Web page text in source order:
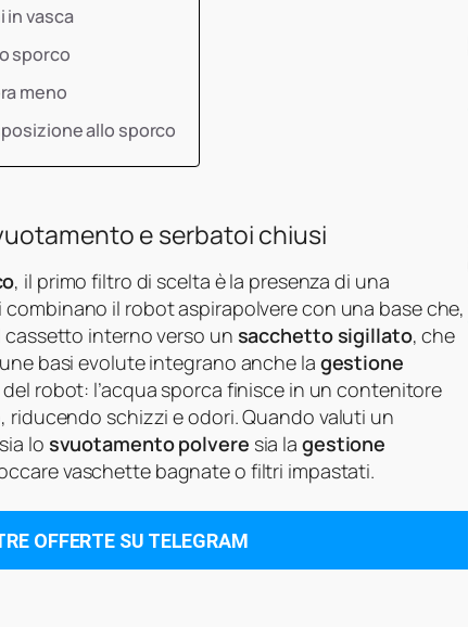
in vasca
sporco
meno
allo sporco
e serbatoi chiusi
, il primo filtro di scelta è la presenza di una
combinano il robot aspirapolvere con una base che,
interno verso un sacchetto sigillato, che
basi evolute integrano anche la gestione
robot: l’acqua sporca finisce in un contenitore
schizzi e odori. Quando valuti un
lo svuotamento polvere sia la gestione
vaschette bagnate o filtri impastati.
OFFERTE SU TELEGRAM